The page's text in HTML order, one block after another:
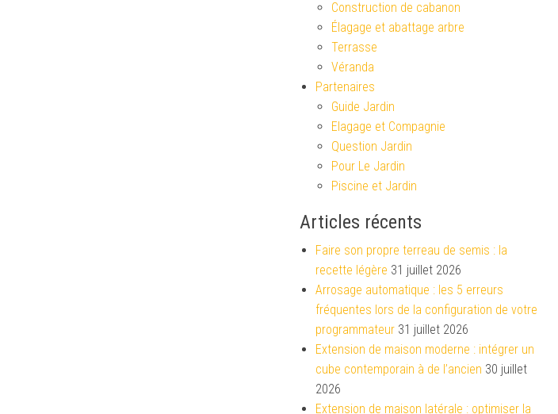
Construction de cabanon
Élagage et abattage arbre
Terrasse
Véranda
Partenaires
Guide Jardin
Elagage et Compagnie
Question Jardin
Pour Le Jardin
Piscine et Jardin
Articles récents
Faire son propre terreau de semis : la
recette légère 31 juillet 2026
Arrosage automatique : les 5 erreurs
fréquentes lors de la configuration de votre
programmateur 31 juillet 2026
Extension de maison moderne : intégrer un
cube contemporain à de l’ancien 30 juillet
2026
Extension de maison latérale : optimiser la